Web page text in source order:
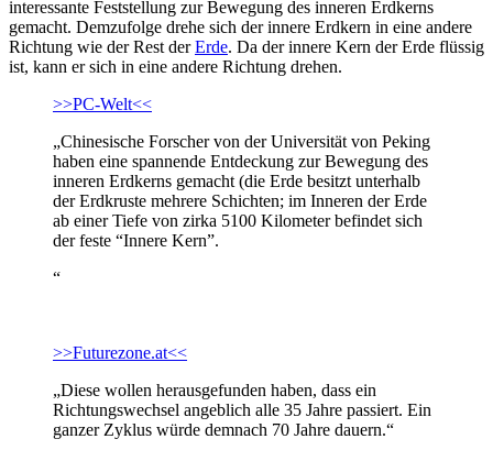
interessante Feststellung zur Bewegung des inneren Erdkerns
gemacht. Demzufolge drehe sich der innere Erdkern in eine andere
Richtung wie der Rest derErde. Da der innere Kern der Erde flüssig
ist, kann er sich in eine andere Richtung drehen.
>>PC-Welt<<
„Chinesische Forscher von der Universität von Peking
haben eine spannende Entdeckung zur Bewegung des
inneren Erdkerns gemacht (die Erde besitzt unterhalb
der Erdkruste mehrere Schichten; im Inneren der Erde
ab einer Tiefe von zirka 5100 Kilometer befindet sich
der feste “Innere Kern”.
“
>>Futurezone.at<<
„Diese wollen herausgefunden haben, dass ein
Richtungswechsel angeblich alle 35 Jahre passiert. Ein
ganzer Zyklus würde demnach 70 Jahre dauern.“